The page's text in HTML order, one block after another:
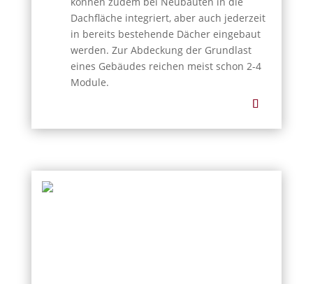
Dachfläche integriert, aber auch jederzeit
in bereits bestehende Dächer eingebaut
werden. Zur Abdeckung der Grundlast
eines Gebäudes reichen meist schon 2-4
Module.